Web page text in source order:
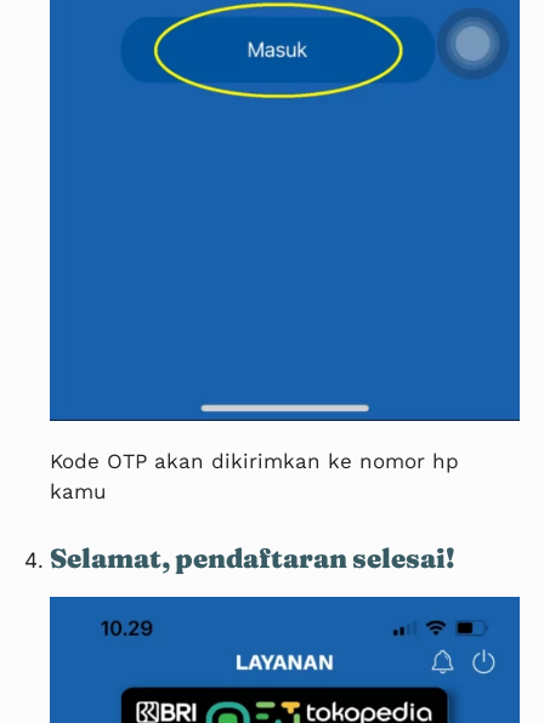
Kode OTP akan dikirimkan ke nomor hp
kamu
Selamat, pendaftaran selesai!